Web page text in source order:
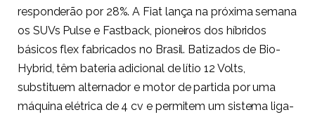
responderão por 28%. A Fiat lança na próxima semana
os SUVs Pulse e Fastback, pioneiros dos híbridos
básicos flex fabricados no Brasil. Batizados de Bio-
Hybrid, têm bateria adicional de lítio 12 Volts,
substituem alternador e motor de partida por uma
máquina elétrica de 4 cv e permitem um sistema liga-